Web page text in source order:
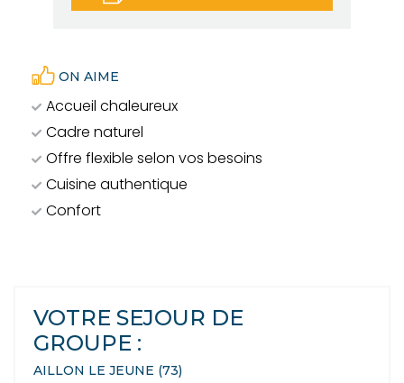
ON AIME
Accueil chaleureux
Cadre naturel
Offre flexible selon vos besoins
Cuisine authentique
Confort
VOTRE SEJOUR DE
GROUPE :
AILLON LE JEUNE (73)